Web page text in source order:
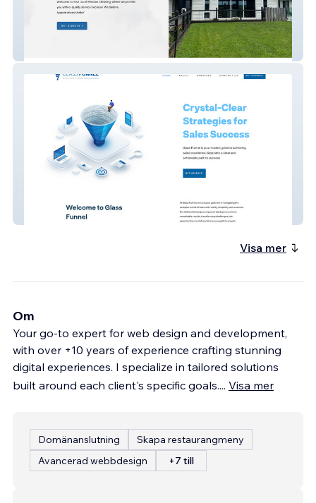
Glass Funnel
Visa mer
Om
Your go-to expert for web design and development,
with over +10 years of experience crafting stunning
digital experiences. I specialize in tailored solutions
built around each client's specific goals.... Visa mer
Domänanslutning
Skapa restaurangmeny
Avancerad webbdesign
+7 till